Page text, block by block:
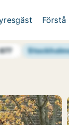
Förstå